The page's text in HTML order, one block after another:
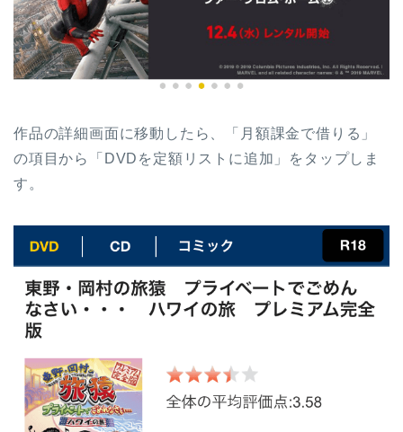
作品の詳細画面に移動したら、「月額課金で借りる」
の項目から「DVDを定額リストに追加」をタップしま
す。